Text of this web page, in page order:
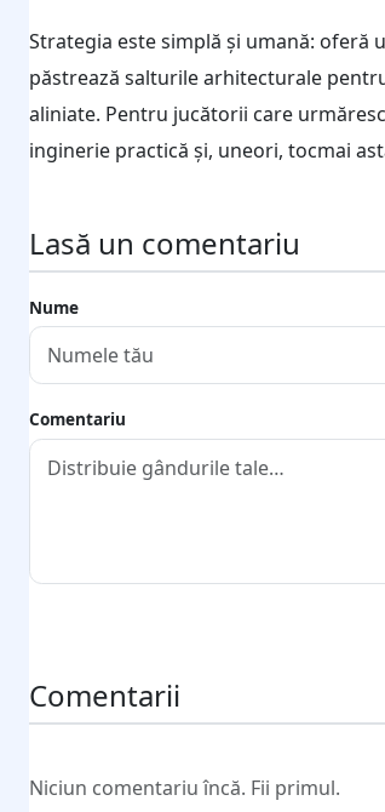
Strategia este simplă și umană:
păstrează salturile arhitecturale
aliniate. Pentru jucătorii care
inginerie practică și, uneori, tocmai
Lasă un comentariu
Nume
Comentariu
Comentarii
Niciun comentariu încă. Fii primul.